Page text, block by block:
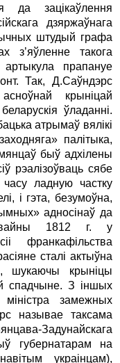
да зацiкаўлення
дзяржаўнага
штудый графа
з’яўленне такога
прапануе
Так, Д.Саўндэрс
крынiцай
ўладаннi.
атрымаў вялiкi
палiтыка,
быў адхiлены
рэалiзоўваць сябе
ладную частку
i гэта, безумоўна,
адносiнаў да
вайны 1812 г. у
франкафiльства
сталi актыўна
шукаючы крынiцы
спадчыне. З iншых
мiнiстра замежных
называе таксама
Задунайскага
губернатарам на
украiнцам),